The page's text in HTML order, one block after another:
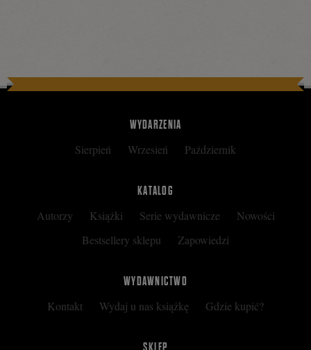
WYDARZENIA
Sierpień Wrzesień Październik
KATALOG
Autorzy Książki Serie wydawnicze
Nowości
Bestsellery sklepu
Zapowiedzi
WYDAWNICTWO
Kontakt Wydaj u nas książkę Gdzie kupić?